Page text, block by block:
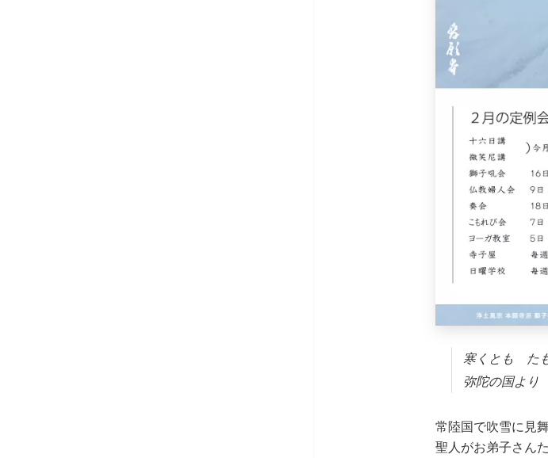
寒くとも た
弥陀の国よ
常陸国で吹雪に見
聖人がお弟子さん